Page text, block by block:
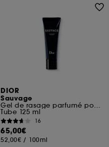
DIOR
Sauvage
Gel de rasage parfumé pour homme
Tube 125 ml
16
65,00€
52,00€ / 100ml